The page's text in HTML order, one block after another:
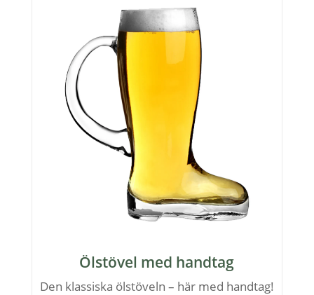
Ölstövel med handtag
Den klassiska ölstöveln – här med handtag!